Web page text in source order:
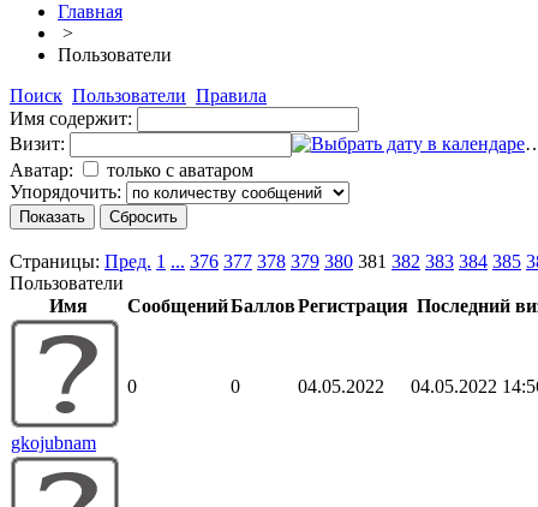
Главная
>
Пользователи
Поиск Пользователи Правила
Имя содержит:
Визит:
Аватар:
только с аватаром
Упорядочить:
Страницы: Пред. 1 ... 376 377 378 379 380 381 382 383 384 385
Пользователи
Имя
СообщенийБалловРегистрация Последний
gkojubnam
0 0 04.05.2022 04.05.2022